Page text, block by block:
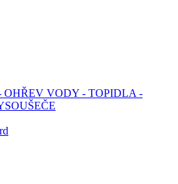
OHŘEV VODY - TOPIDLA -